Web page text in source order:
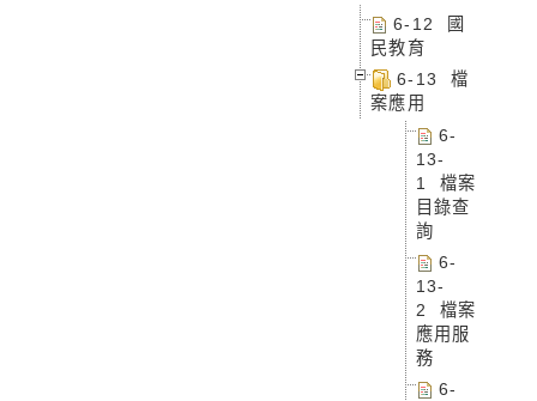
6-12 國
民教育
6-13 檔
案應用
6-
13-
1 檔案
目錄查
詢
6-
13-
2 檔案
應用服
務
6-